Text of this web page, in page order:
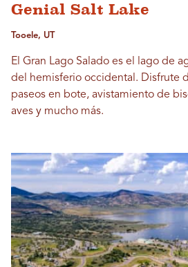
Genial Salt Lake
Tooele, UT
El Gran Lago Salado es el lago de
del hemisferio occidental. Disfrute
paseos en bote, avistamiento de
aves y mucho más.